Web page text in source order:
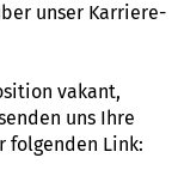
unser Karriere-
vakant,
uns Ihre
folgenden Link: